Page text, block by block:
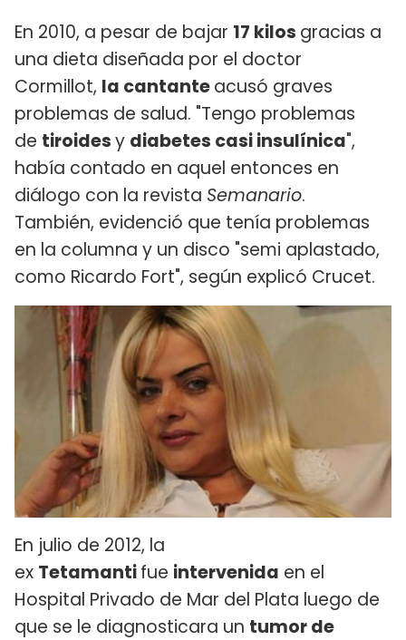
En 2010, a pesar de bajar 17 kilos gracias a
una dieta diseñada por el doctor
Cormillot, la cantanteacusó graves
problemas de salud. "Tengo problemas
de tiroidesy diabetes casi insulínica",
había contado en aquel entonces en
diálogo con la revista Semanario.
También, evidenció que tenía problemas
en la columna y un disco "semi aplastado,
como Ricardo Fort", según explicó Crucet.
En julio de 2012, la
ex Tetamantifue intervenida en el
Hospital Privado de Mar del Plata luego de
que se le diagnosticara un tumor de